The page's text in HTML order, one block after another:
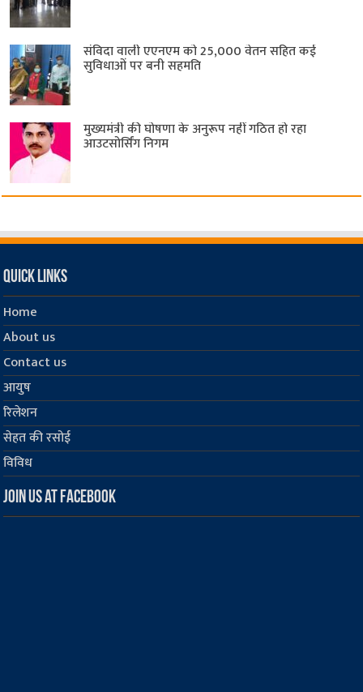
संविदा वाली एएनएम को 25,000 वेतन सहित कई
सुविधाओं पर बनी सहमति
मुख्यमंत्री की घोषणा के अनुरूप नहीं गठित हो रहा
आउटसोर्सिंग निगम
Quick Links
Home
About us
Contact us
आयुष
रिलेशन
सेहत की रसोई
विविध
Join us at Facebook